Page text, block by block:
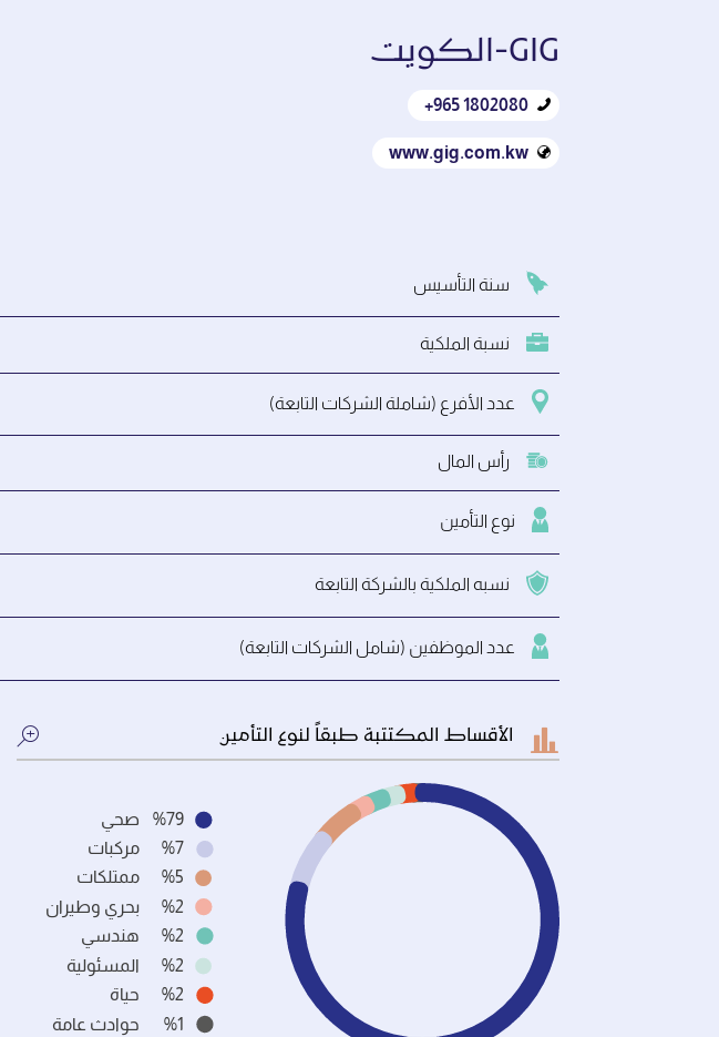
GIG‑الكويت
‎+‎965 1802080
www.gig.com.kw
سنة التأسيس
نسبة الملكية
عدد الأفرع (شاملة الشركات التابعة)
رأس المال
نوع التأمين
نسبه الملكية بالشركة التابعة
عدد الموظفين (شامل الشركات التابعة)
الأقساط المكتتبة طبقاً لنوع التأمين
%79
%7
%5
%2
%2
%2
%2
%1
صحي
مركبات
ممتلكات
بحري وطيران
هندسي
المسئولية
حياة
حوادث عامة